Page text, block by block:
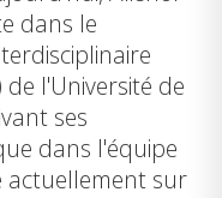
dans le
l'Université de
ses
dans l'équipe
actuellement sur